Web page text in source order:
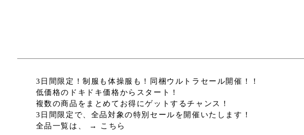
3日間限定！制服も体操服も！同梱ウルトラセール開催！！
低価格のドキドキ価格からスタート！
複数の商品をまとめてお得にゲットするチャンス！
3日間限定で、全品対象の特別セールを開催いたします！
全品一覧は、 → こちら